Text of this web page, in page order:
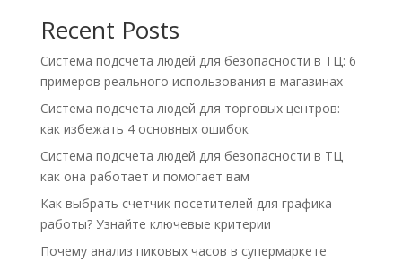
Recent Posts
Система подсчета людей для безопасности в ТЦ: 6
примеров реального использования в магазинах
Система подсчета людей для торговых центров:
как избежать 4 основных ошибок
Система подсчета людей для безопасности в ТЦ
как она работает и помогает вам
Как выбрать счетчик посетителей для графика
работы? Узнайте ключевые критерии
Почему анализ пиковых часов в супермаркете